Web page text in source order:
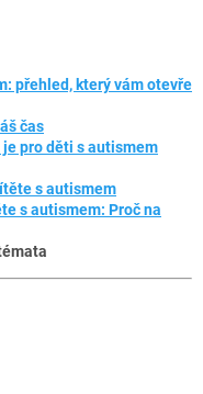
přehled, který vám otevře
čas
pro děti s autismem
s autismem
s autismem: Proč na